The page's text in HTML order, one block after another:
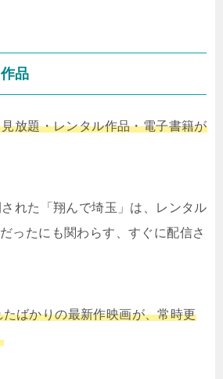
品
放題・レンタル作品・電子書籍が
れた「翔んで埼玉」は、レンタル
ったにも関わらす、すぐに配信さ
ばかりの最新作映画が、常時更